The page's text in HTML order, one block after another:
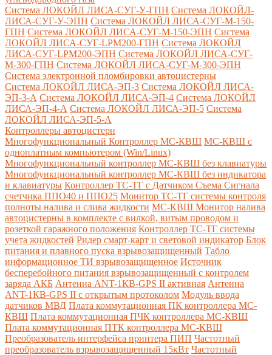
Система ЛОКОЙЛ ЛИСА-СУГ-У-ГПН Система ЛОКОЙЛ-
ЛИСА-СУГ-У-ЭПН Система ЛОКОЙЛ ЛИСА-СУГ-М-150-
ГПН Система ЛОКОЙЛ ЛИСА-СУГ-М-150-ЭПН Система
ЛОКОЙЛ ЛИСА-СУГ-LPM200-ГПН Система ЛОКОЙЛ
ЛИСА-СУГ-LPM200-ЭПН Система ЛОКОЙЛ ЛИСА-СУГ-
М-300-ГПН Система ЛОКОЙЛ ЛИСА-СУГ-М-300-ЭПН
Система электронной пломбировки автоцистерны
Система ЛОКОЙЛ ЛИСА-ЭП-3 Система ЛОКОЙЛ ЛИСА-
ЭП-3-А Система ЛОКОЙЛ ЛИСА-ЭП-4 Система ЛОКОЙЛ
ЛИСА-ЭП-4-А Система ЛОКОЙЛ ЛИСА-ЭП-5 Система
ЛОКОЙЛ ЛИСА-ЭП-5-А
Контроллеры автоцистерн
Многофункциональный Контроллер МС-КВШ МС-КВШ с
одноплатным компьютером (Win/Linux)
Многофункциональный контроллер МС-КВШ без клавиатуры
Многофункциональный контроллер МС-КВШ без индикатора
и клавиатуры Контроллер ТС-ТГ с Датчиком Съема Сигнала
счетчика ППО40 и ППО25 Монитор ТС-ТГ системы контроля
полноты налива и слива жидкости МС-КВШ Монитор налива
автоцистерны в комплекте с вилкой, витым проводом и
розеткой гаражного положения Контроллер ТС-ТГ системы
учета жидкостей Ридер смарт-карт и световой индикатор Блок
питания и плавного пуска взрывозащищенный Табло
информационное ТИ взрывозащищенное Источник
бесперебойного питания взрывозащищенный с контролем
заряда АКБ Антенна ANT-1КВ-GPS II активная Антенна
ANT-1КВ-GPS II с открытым протоколом Модуль ввода
датчиков МВД Плата коммутационная ПК контроллера МС-
КВШ Плата коммутационная ПЧК контроллера МС-КВШ
Плата коммутационная ПТК контроллера МС-КВШ
Преобразователь интерфейса принтера ПИП Частотный
преобразователь взрывозащищенный 15кВт Частотный